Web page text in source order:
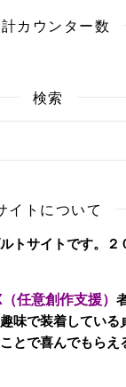
カウンター数
検索
イトについて
トサイトです。２
任意創作支援）
味で装着している
とで喜んでもらえ